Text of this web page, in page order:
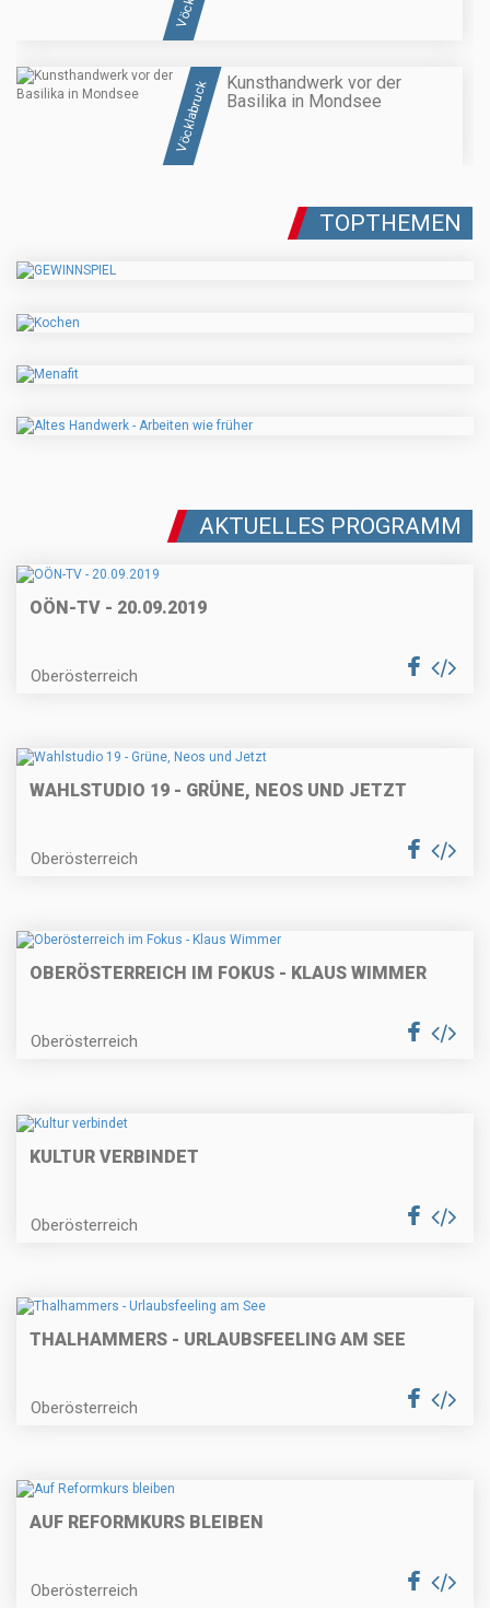
Vöcklabruck
Kunsthandwerk vor der
Basilika in Mondsee
TOPTHEMEN
AKTUELLES PROGRAMM
OÖN-TV - 20.09.2019
Oberösterreich
WAHLSTUDIO 19 - GRÜNE, NEOS UND JETZT
Oberösterreich
OBERÖSTERREICH IM FOKUS - KLAUS WIMMER
Oberösterreich
KULTUR VERBINDET
Oberösterreich
THALHAMMERS - URLAUBSFEELING AM SEE
Oberösterreich
AUF REFORMKURS BLEIBEN
Oberösterreich